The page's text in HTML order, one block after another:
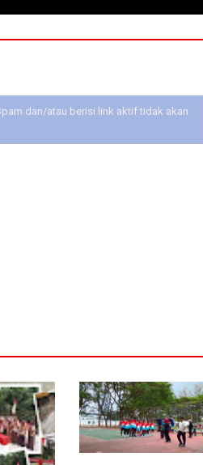
dan/atau berisi link aktif tidak akan